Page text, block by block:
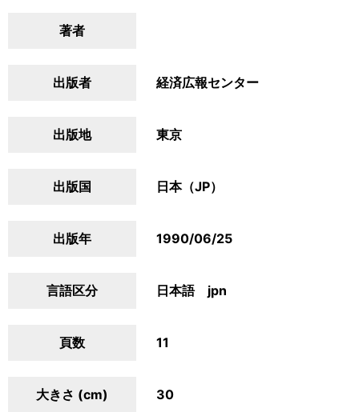
著者
出版者 経済広報センター
出版地 東京
出版国 日本（JP）
出版年 1990/06/25
言語区分 日本語 jpn
頁数 11
大きさ (cm) 30